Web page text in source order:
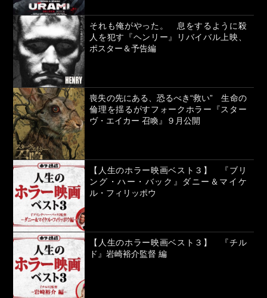
それも俺がやった。 息をするように殺
人を犯す『ヘンリー』リバイバル上映、
ポスター＆予告編
喪失の先にある、恐るべき“救い” 生命の
倫理を揺るがすフォークホラー『スター
ヴ・エイカー 召喚』９月公開
【人生のホラー映画ベスト３】 『ブリ
ング・ハー・バック』ダニー＆マイケ
ル・フィリッポウ
【人生のホラー映画ベスト３】 『チル
ド』岩崎裕介監督 編